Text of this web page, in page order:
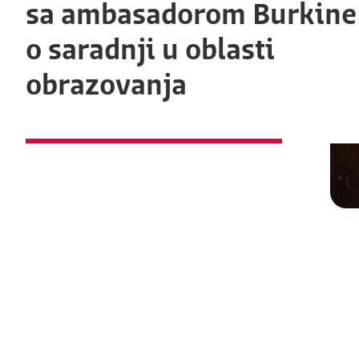
sa ambasadorom Burkine
o saradnji u oblasti
obrazovanja